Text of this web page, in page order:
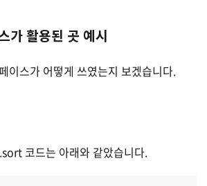
가 활용된 곳 예시
이스가 어떻게 쓰였는지 보겠습니다.
코드는 아래와 같았습니다.